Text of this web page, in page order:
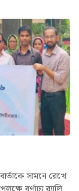
সামনে রেখে